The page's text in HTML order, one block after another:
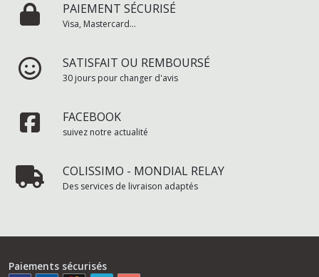
PAIEMENT SÉCURISÉ
Visa, Mastercard...
SATISFAIT OU REMBOURSÉ
30 jours pour changer d'avis
FACEBOOK
suivez notre actualité
COLISSIMO - MONDIAL RELAY
Des services de livraison adaptés
Paiements sécurisés